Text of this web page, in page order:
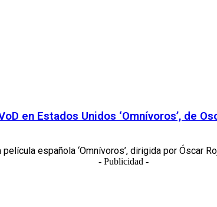
en Estados Unidos ‘Omnívoros’, de
española ‘Omnívoros’, dirigida por Óscar
- Publicidad -